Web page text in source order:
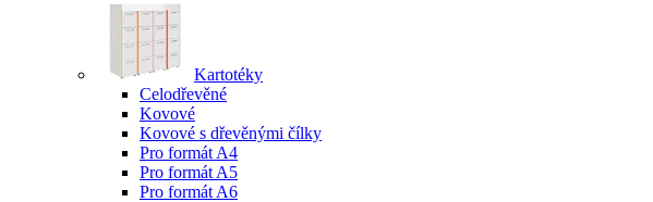
Kartotéky
Celodřevěné
Kovové
Kovové s dřevěnými čílky
Pro formát A4
Pro formát A5
Pro formát A6